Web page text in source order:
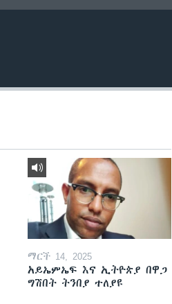
ማርች 14, 2025
አይኤምኤፍ እና ኢትዮጵያ በዋጋ
ግሽበት ትንበያ ተለያዩ